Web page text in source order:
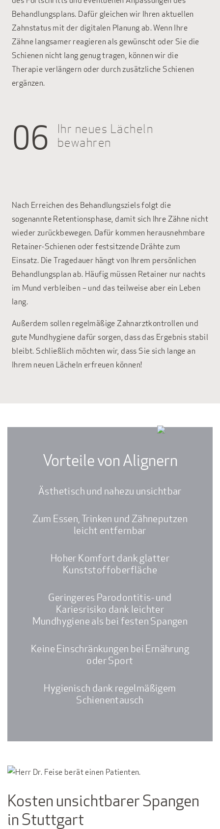
Behandlungsplans. Dafür gleichen wir Ihren aktuellen
Zahnstatus mit der digitalen Planung ab. Wenn Ihre
Zähne langsamer reagieren als gewünscht oder Sie die
Schienen nicht lang genug tragen, können wir die
Therapie verlängern oder durch zusätzliche Schienen
ergänzen.
06
Ihr neues Lächeln
bewahren
Nach Erreichen des Behandlungsziels folgt die
sogenannte Retentionsphase, damit sich Ihre Zähne nicht
wieder zurückbewegen. Dafür kommen herausnehmbare
Retainer-Schienen oder festsitzende Drähte zum
Einsatz. Die Tragedauer hängt von Ihrem persönlichen
Behandlungsplan ab. Häufig müssen Retainer nur nachts
im Mund verbleiben – und das teilweise aber ein Leben
lang.
Außerdem sollen regelmäßige Zahnarztkontrollen und
gute Mundhygiene dafür sorgen, dass das Ergebnis stabil
bleibt. Schließlich möchten wir, dass Sie sich lange an
Ihrem neuen Lächeln erfreuen können!
Vorteile von Alignern
Ästhetisch und nahezu unsichtbar
Zum Essen, Trinken und Zähneputzen
leicht entfernbar
Hoher Komfort dank glatter
Kunststoffoberfläche
Geringeres Parodontitis- und
Kariesrisiko dank leichter
Mundhygiene als bei festen Spangen
Keine Einschränkungen bei Ernährung
oder Sport
Hygienisch dank regelmäßigem
Schienentausch
Kosten unsichtbarer Spangen
in Stuttgart